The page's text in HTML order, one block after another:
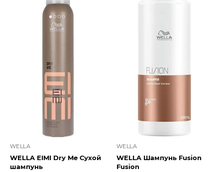
WELLA
WELLA EIMI Dry Me Сухой
шампунь
WELLA
WELLA Шампунь Fusion
Fusion